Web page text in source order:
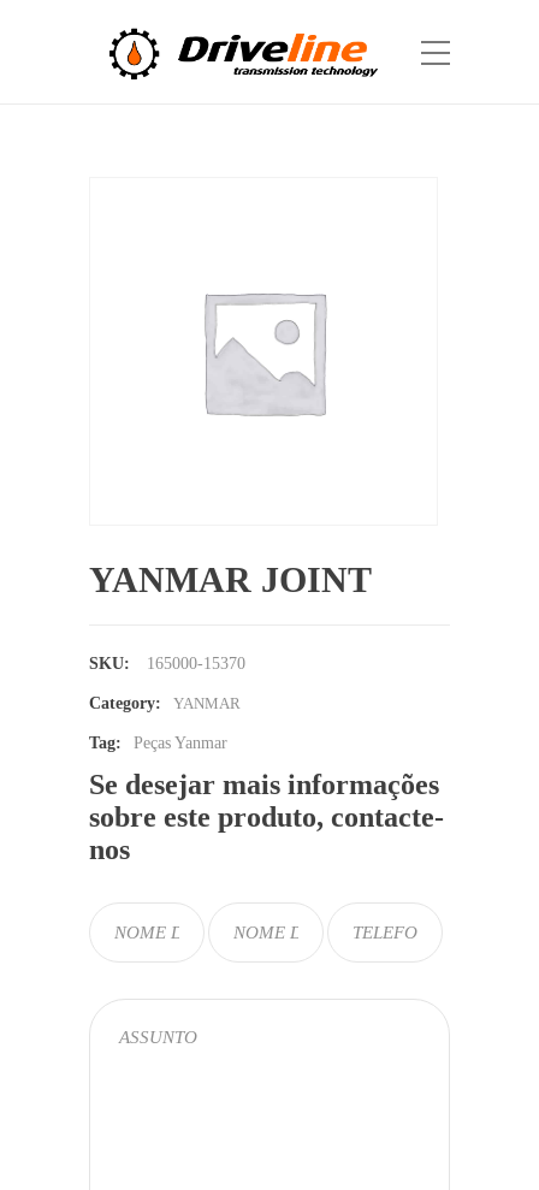
YANMAR JOINT
SKU: 165000-15370
Category: YANMAR
Tag: Peças Yanmar
Se desejar mais informações
sobre este produto, contacte-
nos